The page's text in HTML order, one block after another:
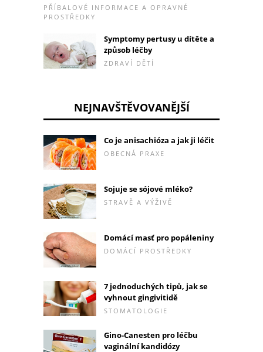
PŘÍBALOVÉ INFORMACE A OPRAVNÉ
PROSTŘEDKY
Symptomy pertusy u dítěte a
způsob léčby
ZDRAVÍ DĚTÍ
NEJNAVŠTĚVOVANĚJŠÍ
Co je anisachióza a jak ji léčit
OBECNÁ PRAXE
Sojuje se sójové mléko?
STRAVĚ A VÝŽIVĚ
Domácí masť pro popáleniny
DOMÁCÍ PROSTŘEDKY
7 jednoduchých tipů, jak se
vyhnout gingivitidě
STOMATOLOGIE
Gino-Canesten pro léčbu
vaginální kandidózy